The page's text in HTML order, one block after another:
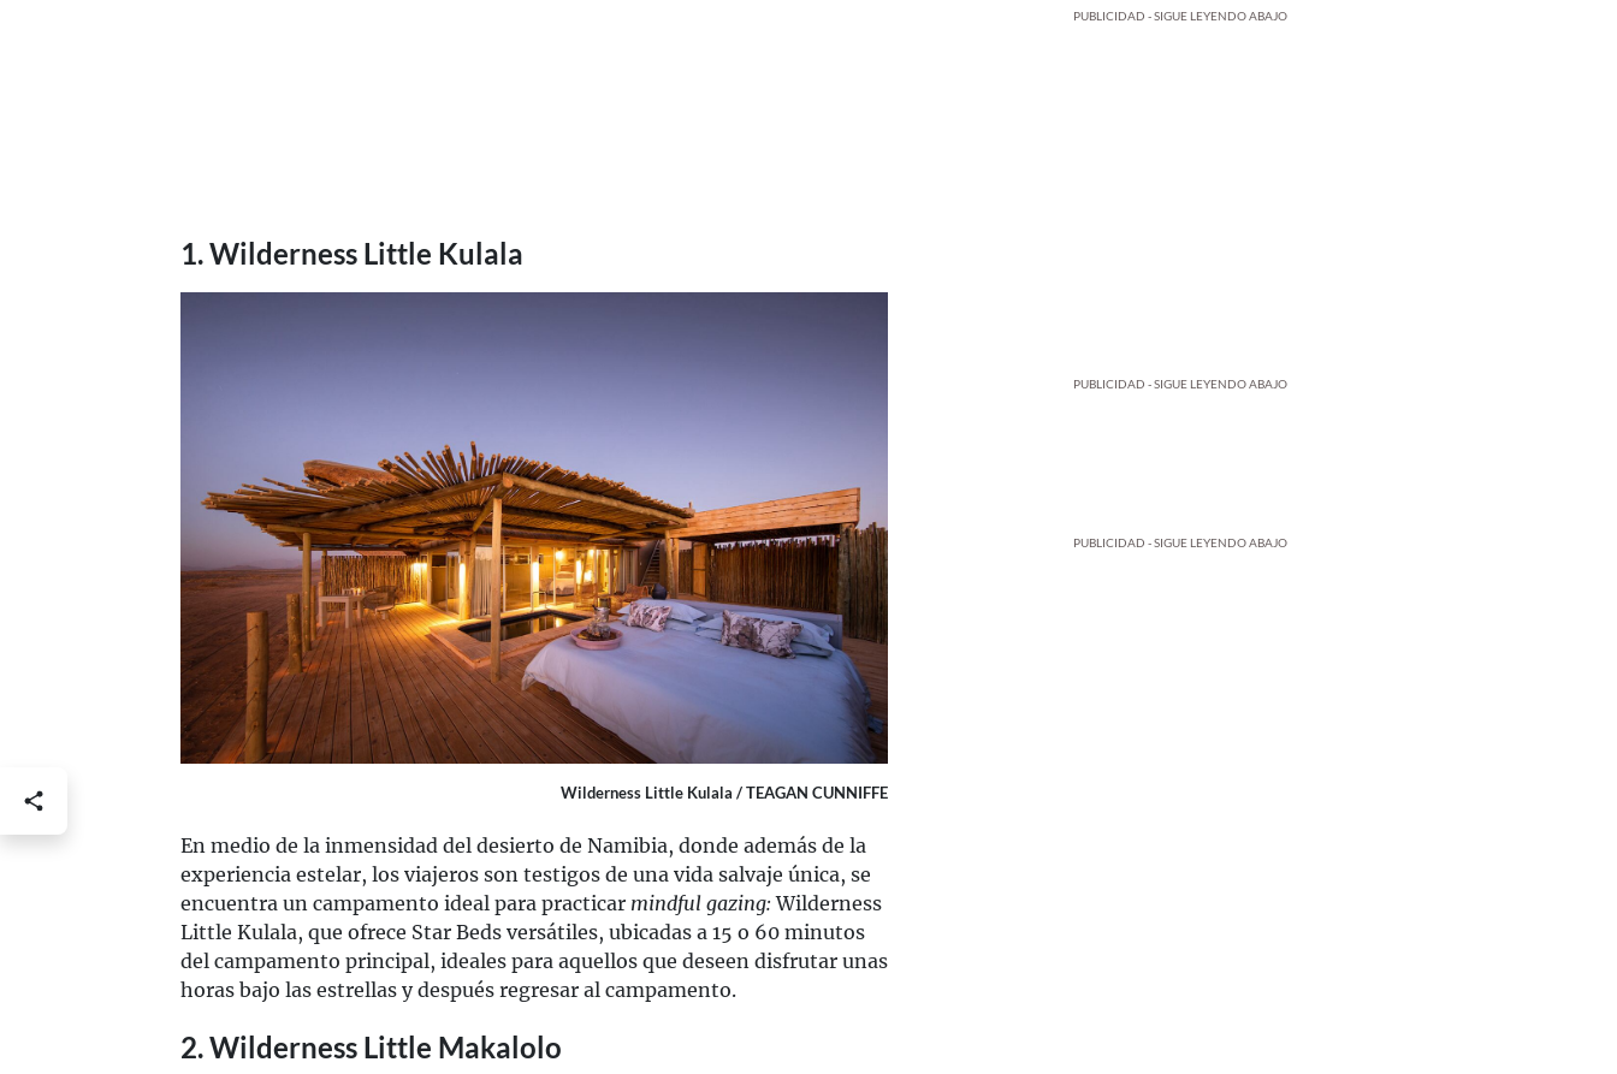
1. Wilderness Little Kulala
Wilderness Little Kulala / TEAGAN CUNNIFFE
En medio de la inmensidad del desierto de Namibia, donde además de la
experiencia estelar, los viajeros son testigos de una vida salvaje única, se
encuentra un campamento ideal para practicar mindful gazing:Wilderness
Little Kulala, que ofrece Star Beds versátiles, ubicadas a 15 o 60 minutos
del campamento principal, ideales para aquellos que deseen disfrutar unas
horas bajo las estrellas y después regresar al campamento.
2. Wilderness Little Makalolo
PUBLICIDAD - SIGUE LEYENDO ABAJO
PUBLICIDAD - SIGUE LEYENDO ABAJO
PUBLICIDAD - SIGUE LEYENDO ABAJO